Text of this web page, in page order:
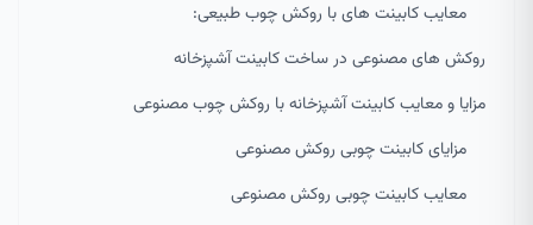
معایب کابینت های با روکش چوب طبیعی:
روکش های مصنوعی در ساخت کابینت آشپزخانه
مزایا و معایب کابینت آشپزخانه با روکش چوب مصنوعی
مزایای کابینت چوبی روکش مصنوعی
معایب کابینت چوبی روکش مصنوعی